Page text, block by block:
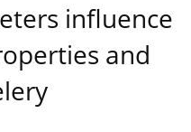
influence
and